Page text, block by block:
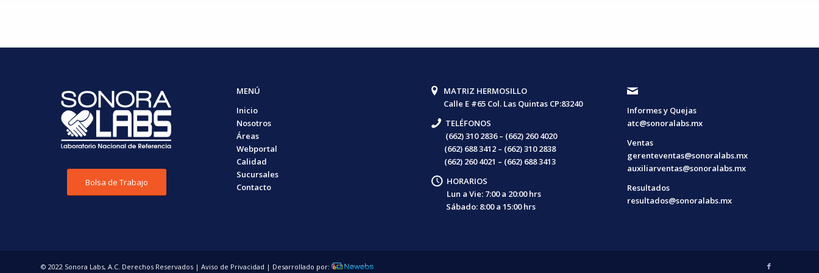
Bolsa de Trabajo
MENÚ
Inicio
Nosotros
Áreas
Webportal
Calidad
Sucursales
Contacto
MATRIZ HERMOSILLO
Calle E #65 Col. Las Quintas CP:83240
TELÉFONOS
(662) 310 2836 – (662) 260 4020
(662) 688 3412 – (662) 310 2838
(662) 260 4021 – (662) 688 3413
HORARIOS
Lun a Vie: 7:00 a 20:00 hrs
Sábado: 8:00 a 15:00 hrs
.
Informes y Quejas
atc@sonoralabs.mx
Ventas
gerenteventas@sonoralabs.mx
auxiliarventas@sonoralabs.mx
Resultados
resultados@sonoralabs.mx
© 2022 Sonora Labs, A.C. Derechos Reservados | Aviso de Privacidad | Desarrollado por: